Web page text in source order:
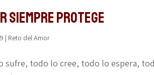
siempre protege
| Reto del Amor
sufre, todo lo cree, todo lo espera,